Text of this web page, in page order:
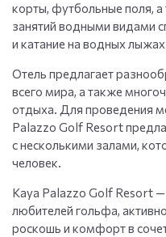
корты, футбольные поля,
занятий водными видами
и катание на водных
Отель предлагает
всего мира, а также
отдыха. Для проведения
Palazzo Golf Resort
с несколькими залами,
человек.
Kaya Palazzo Golf Resort —
любителей гольфа,
роскошь и комфорт в